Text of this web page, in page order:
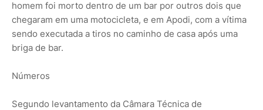
homem foi morto dentro de um bar por outros dois que
chegaram em uma motocicleta, e em Apodi, com a vítima
sendo executada a tiros no caminho de casa após uma
briga de bar.
Números
Segundo levantamento da Câmara Técnica de